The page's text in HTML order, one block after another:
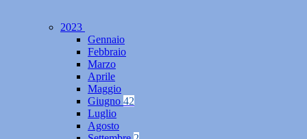
2023
Gennaio
Febbraio
Marzo
Aprile
Maggio
Giugno 42
Luglio
Agosto